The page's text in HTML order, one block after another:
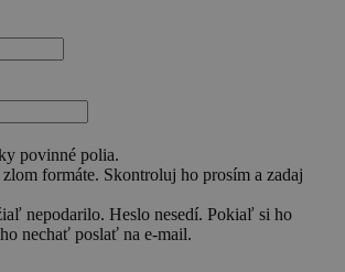
povinné polia.
formáte. Skontroluj ho prosím a zadaj
nepodarilo. Heslo nesedí. Pokiaľ si ho
nechať poslať na e-mail.